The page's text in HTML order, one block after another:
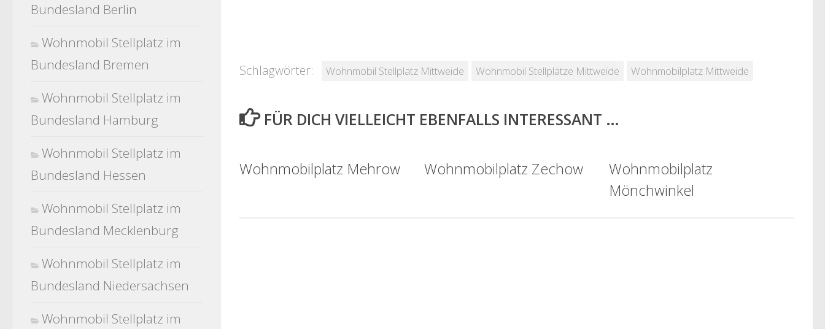
Schlagwörter: Wohnmobil Stellplatz Mittweide Wohnmobil Stellplätze Mittweide Wohnmobilplatz Mittweide
FÜR DICH VIELLEICHT EBENFALLS INTERESSANT …
Wohnmobilplatz Mehrow Wohnmobilplatz Zechow
Wohnmobilplatz
Mönchwinkel
Bundesland Berlin
Wohnmobil Stellplatz im
Bundesland Bremen
Wohnmobil Stellplatz im
Bundesland Hamburg
Wohnmobil Stellplatz im
Bundesland Hessen
Wohnmobil Stellplatz im
Bundesland Mecklenburg
Wohnmobil Stellplatz im
Bundesland Niedersachsen
Wohnmobil Stellplatz im